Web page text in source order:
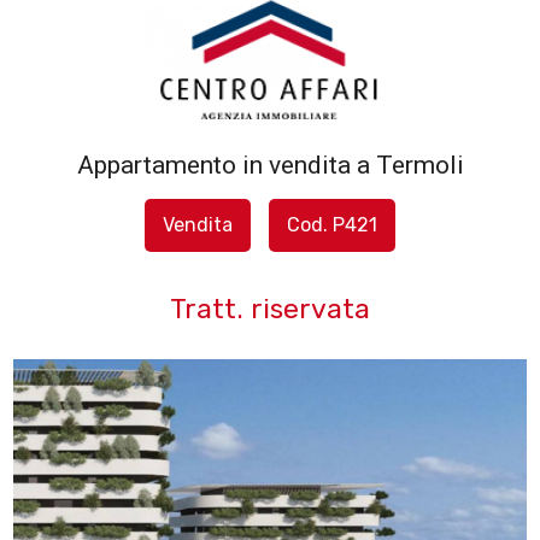
Appartamento in vendita a Termoli
Vendita Cod. P421
Tratt. riservata
IN
AFFITTO
SFOGLIA
Contratto
Affitto
Scegli
dove